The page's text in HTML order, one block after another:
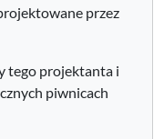
przez
tego projektanta i
piwnicach